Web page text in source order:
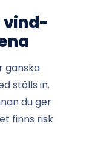
vind-
ganska
ställs in.
du ger
finns risk